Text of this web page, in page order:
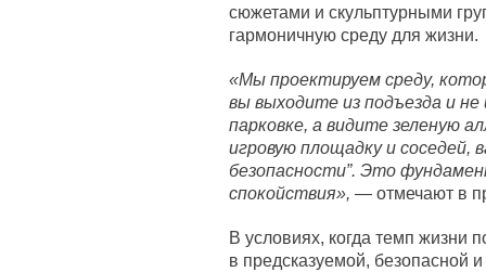
сюжетами и скульптурными
гармоничную среду для жизни.
«Мы проектируем среду,
вы выходите из подъезда и
парковке, а видите зеленую
игровую площадку и соседей,
безопасности”. Это
спокойствия», — отмечают в
В условиях, когда темп жизни
в предсказуемой, безопасной